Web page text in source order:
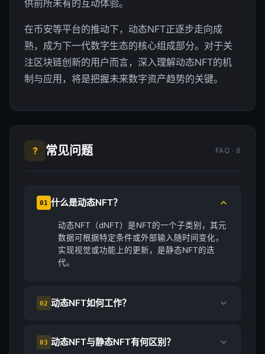
供前所未有的互动体验。
在币安等平台的推动下，动态NFT正逐步走向成
熟，成为下一代数字生态的核心组成部分。对于关
注区块链创新的用户而言，深入理解动态NFT的机
制与应用，将是把握未来数字资产趋势的关键。
? 常见问题 FAQ · 8
01 什么是动态NFT？
动态NFT（dNFT）是NFT的一个子类别，其元
数据可根据特定条件或外部输入随时间变化，
实现视觉或功能上的更新，是静态NFT的迭
代。
02 动态NFT如何工作？
03 动态NFT与静态NFT有何区别？